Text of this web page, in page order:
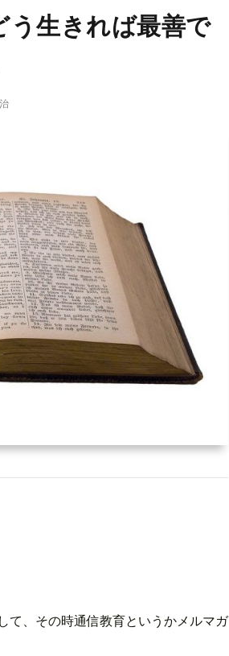
う生きれば最善で
て、その時通信教育というかメルマガ